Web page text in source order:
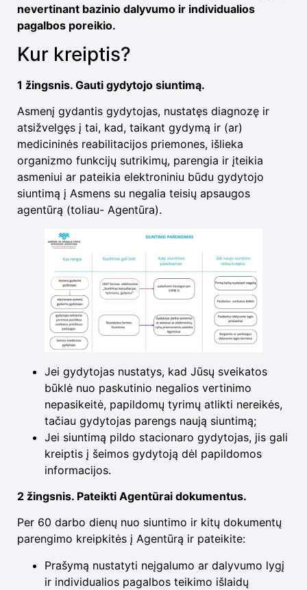
nevertinant bazinio dalyvumo ir individualios
pagalbos poreikio.
Kur kreiptis?
1 žingsnis. Gauti gydytojo siuntimą.
Asmenį gydantis gydytojas, nustatęs diagnozę ir
atsižvelgęs į tai, kad, taikant gydymą ir (ar)
medicininės reabilitacijos priemones, išlieka
organizmo funkcijų sutrikimų, parengia ir įteikia
asmeniui ar pateikia elektroniniu būdu gydytojo
siuntimą į Asmens su negalia teisių apsaugos
agentūrą (toliau- Agentūra).
Jei gydytojas nustatys, kad Jūsų sveikatos
būklė nuo paskutinio negalios vertinimo
nepasikeitė, papildomų tyrimų atlikti nereikės,
tačiau gydytojas parengs naują siuntimą;
Jei siuntimą pildo stacionaro gydytojas, jis gali
kreiptis į šeimos gydytoją dėl papildomos
informacijos.
2 žingsnis. Pateikti Agentūrai dokumentus.
Per 60 darbo dienų nuo siuntimo ir kitų dokumentų
parengimo kreipkitės į Agentūrą ir pateikite:
Prašymą nustatyti neįgalumo ar dalyvumo lygį
ir individualios pagalbos teikimo išlaidų